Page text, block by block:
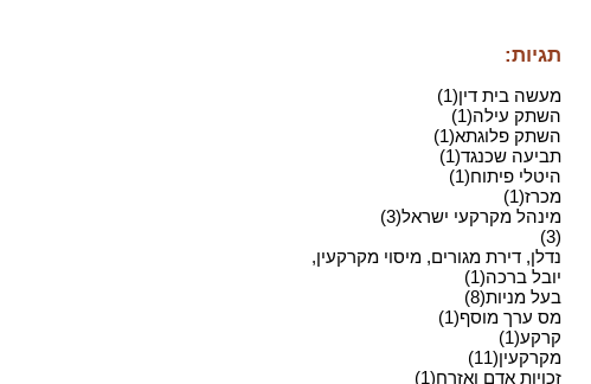
תגיות:
מעשה בית דין(1)
השתק עילה(1)
השתק פלוגתא(1)
תביעה שכנגד(1)
היטלי פיתוח(1)
מכרז(1)
מינהל מקרקעי ישראל(3)
(3)
נדלן, דירת מגורים, מיסוי מקרקעין,
יובל ברכה(1)
בעל מניות(8)
מס ערך מוסף(1)
קרקע(1)
מקרקעין(11)
זכויות אדם ואזרח(1)